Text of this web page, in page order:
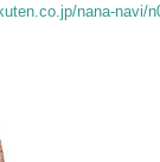
nana-navi/